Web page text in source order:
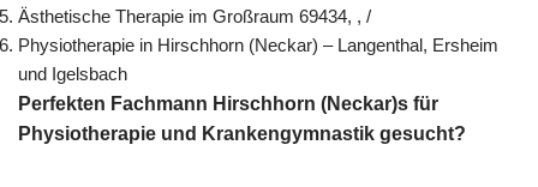
Ästhetische Therapie im Großraum 69434, , /
Physiotherapie in Hirschhorn (Neckar) – Langenthal, Ersheim
und Igelsbach
Perfekten Fachmann Hirschhorn (Neckar)s für
Physiotherapie und Krankengymnastik gesucht?